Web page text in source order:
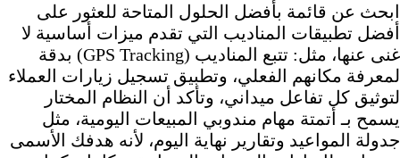
ابحث عن قائمة بأفضل الحلول المتاحة للعثور على
أفضل تطبيقات المناديب التي تقدم ميزات أساسية لا
غنى عنها، مثل: تتبع المناديب (GPS Tracking) بدقة
لمعرفة مكانهم الفعلي، وتطبيق تسجيل زيارات العملاء
لتوثيق كل تفاعل ميداني، وتأكد أن النظام المختار
يسمح بـ أتمتة مهام مندوبي المبيعات اليومية، مثل
جدولة المواعيد وتقارير نهاية اليوم، لأنه هدفك الأسمى